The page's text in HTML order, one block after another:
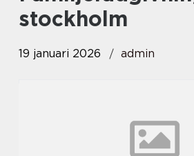
stockholm
19 januari 2026 admin